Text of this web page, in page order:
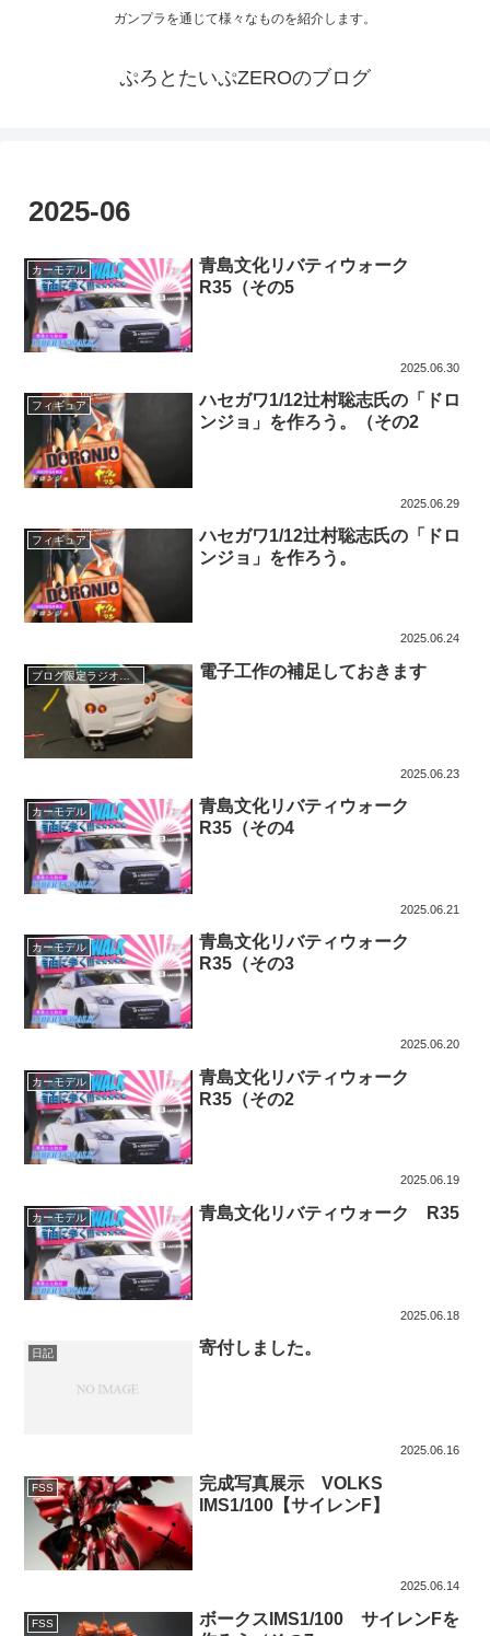
ガンプラを通じて様々なものを紹介します。
ぷろとたいぷZEROのブログ
2025-06
カーモデル
青島文化リバティウォーク
R35（その5
2025.06.30
フィギュア
ハセガワ1/12辻村聡志氏の「ドロ
ンジョ」を作ろう。（その2
2025.06.29
フィギュア
ハセガワ1/12辻村聡志氏の「ドロ
ンジョ」を作ろう。
2025.06.24
ブログ限定ラジオ動画 電子工作の補足しておきます
2025.06.23
カーモデル
青島文化リバティウォーク
R35（その4
2025.06.21
カーモデル
青島文化リバティウォーク
R35（その3
2025.06.20
カーモデル
青島文化リバティウォーク
R35（その2
2025.06.19
カーモデル 青島文化リバティウォーク R35
2025.06.18
日記 寄付しました。
2025.06.16
FSS
完成写真展示 VOLKS
IMS1/100【サイレンF】
2025.06.14
FSS
ボークスIMS1/100 サイレンFを